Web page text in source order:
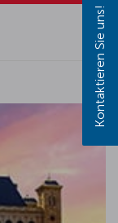
Kontaktieren Sie uns!